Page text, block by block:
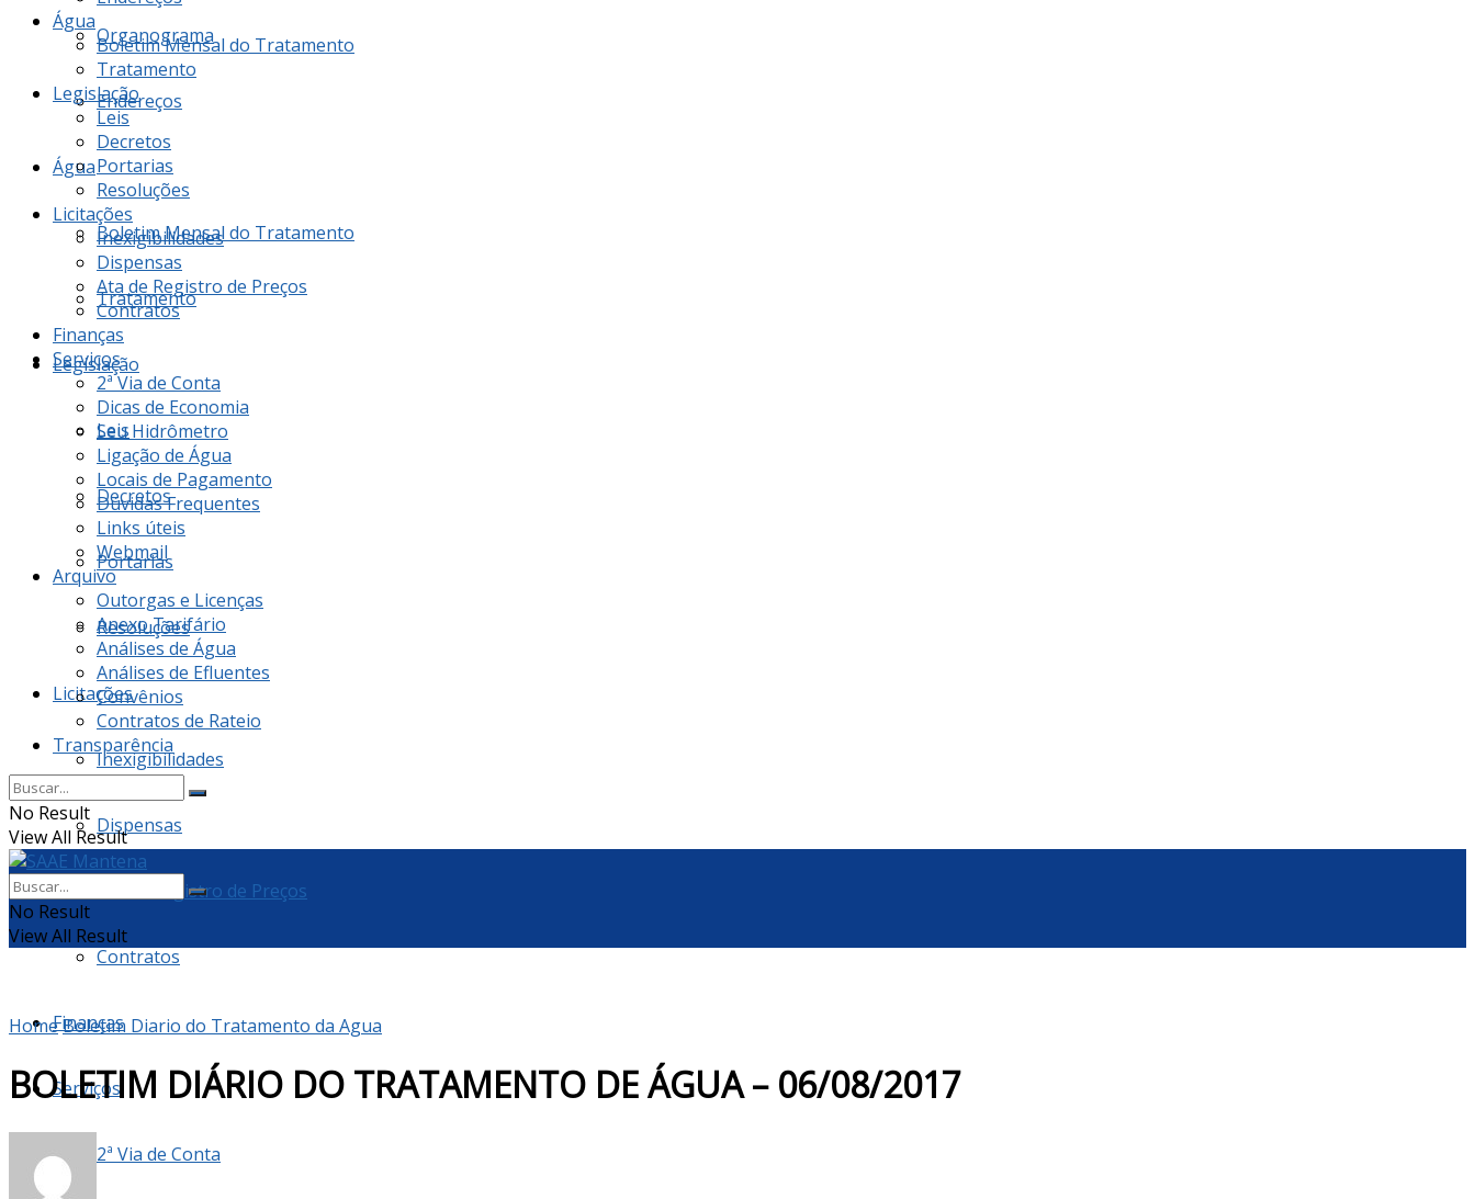
Organograma
Endereços
Água
Boletim Mensal do Tratamento
Tratamento
Legislação
Leis
Decretos
Portarias
Resoluções
Licitações
Inexigibilidades
Dispensas
Ata de Registro de Preços
Contratos
Finanças
Serviços
2ª Via de Conta
Água
Boletim Mensal do Tratamento
Tratamento
Legislação
Leis
Decretos
Portarias
Resoluções
Licitações
Inexigibilidades
Dispensas
Ata de Registro de Preços
Contratos
Finanças
Serviços
2ª Via de Conta
Dicas de Economia
Seu Hidrômetro
Ligação de Água
Locais de Pagamento
Dúvidas Frequentes
Links úteis
Webmail
Arquivo
Outorgas e Licenças
Anexo Tarifário
Análises de Água
Análises de Efluentes
Convênios
Contratos de Rateio
Transparência
No Result
View All Result
No Result
View All Result
HomeBoletim Diario do Tratamento da Agua
BOLETIM DIÁRIO DO TRATAMENTO DE ÁGUA – 06/08/2017